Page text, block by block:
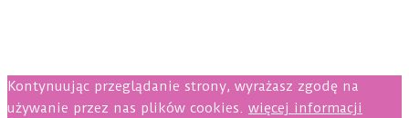
Kontynuując przeglądanie strony, wyrażasz zgodę na
używanie przez nas plików cookies. więcej informacji